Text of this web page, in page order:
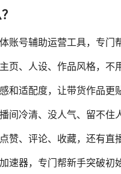
账号辅助运营工具，专
页、人设、作品风格，不
和适配度，让带货作品更
间冷清、没人气、留不住
赞、评论、收藏，还有直
速器，专门帮新手突破初